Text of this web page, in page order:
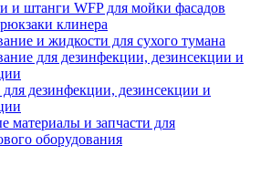
и штанги WFP для мойки фасадов
клинера
и жидкости для сухого тумана
для дезинфекции, дезинсекции и
для дезинфекции, дезинсекции и
материалы и запчасти для
оборудования